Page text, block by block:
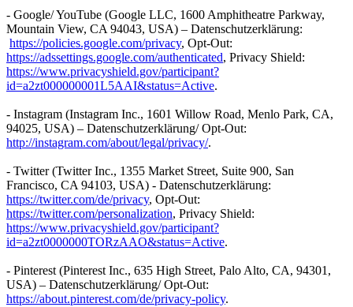
- Google/ YouTube (Google LLC, 1600 Amphitheatre Parkway,
Mountain View, CA 94043, USA) – Datenschutzerklärung:
https://policies.google.com/privacy, Opt-Out:
https://adssettings.google.com/authenticated, Privacy Shield:
https://www.privacyshield.gov/participant?
id=a2zt000000001L5AAI&status=Active.
- Instagram (Instagram Inc., 1601 Willow Road, Menlo Park, CA,
94025, USA) – Datenschutzerklärung/ Opt-Out:
http://instagram.com/about/legal/privacy/.
- Twitter (Twitter Inc., 1355 Market Street, Suite 900, San
Francisco, CA 94103, USA) - Datenschutzerklärung:
https://twitter.com/de/privacy, Opt-Out:
https://twitter.com/personalization, Privacy Shield:
https://www.privacyshield.gov/participant?
id=a2zt0000000TORzAAO&status=Active.
- Pinterest (Pinterest Inc., 635 High Street, Palo Alto, CA, 94301,
USA) – Datenschutzerklärung/ Opt-Out:
https://about.pinterest.com/de/privacy-policy.